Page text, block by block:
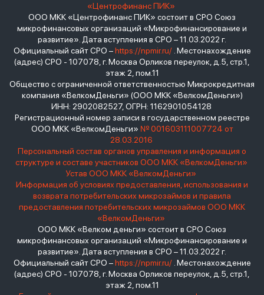
«Центрофинанс ПИК»
ООО МКК «Центрофинанс ПИК» состоит в СРО Союз
микрофинансовых организаций «Микрофинансирование и
развитие». Дата вступления в СРО – 11.03.2022 г.
Официальный сайт СРО –https://npmir.ru/. Местонахождение
(адрес) СРО - 107078, г. Москва Орликов переулок, д.5, стр.1,
этаж 2, пом.11
Общество с ограниченной ответственностью Микрокредитная
компания «ВелкомДеньги» (ООО МКК «ВелкомДеньги»)
ИНН: 2902082527, ОГРН: 1162901054128
Регистрационный номер записи в государственном реестре
ООО МКК «ВелкомДеньги» № 001603111007724 от
28.03.2016
Персональный состав органов управления и информация о
структуре и составе участников ООО МКК «ВелкомДеньги»
Устав ООО МКК «ВелкомДеньги»
Информация об условиях предоставления, использования и
возврата потребительских микрозаймов и правила
предоставления потребительских микрозаймов ООО МКК
«ВелкомДеньги»
ООО МКК «Велком деньги» состоит в СРО Союз
микрофинансовых организаций «Микрофинансирование и
развитие». Дата вступления в СРО – 11.03.2022 г.
Официальный сайт СРО –https://npmir.ru/. Местонахождение
(адрес) СРО - 107078, г. Москва Орликов переулок, д.5, стр.1,
этаж 2, пом.11